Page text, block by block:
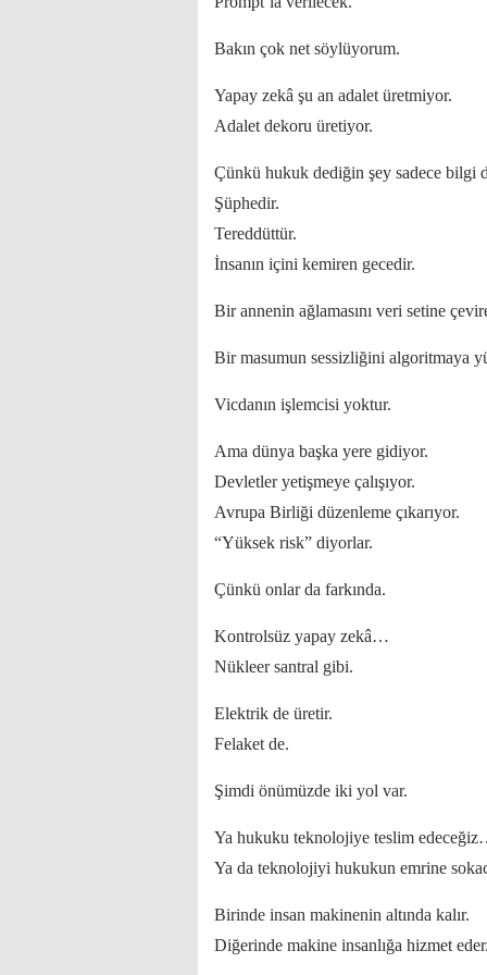
Bakın çok net söylüyorum.
Yapay zekâ şu an adalet üretmiyor.
Adalet dekoru üretiyor.
Çünkü hukuk dediğin şey sadece bilgi
Şüphedir.
Tereddüttür.
İnsanın içini kemiren gecedir.
Bir annenin ağlamasını veri setine
Bir masumun sessizliğini algoritmaya
Vicdanın işlemcisi yoktur.
Ama dünya başka yere gidiyor.
Devletler yetişmeye çalışıyor.
Avrupa Birliği düzenleme çıkarıyor.
“Yüksek risk” diyorlar.
Çünkü onlar da farkında.
Kontrolsüz yapay zekâ…
Nükleer santral gibi.
Elektrik de üretir.
Felaket de.
Şimdi önümüzde iki yol var.
Ya hukuku teknolojiye teslim
Ya da teknolojiyi hukukun emrine
Birinde insan makinenin altında kalır.
Diğerinde makine insanlığa hizmet eder.